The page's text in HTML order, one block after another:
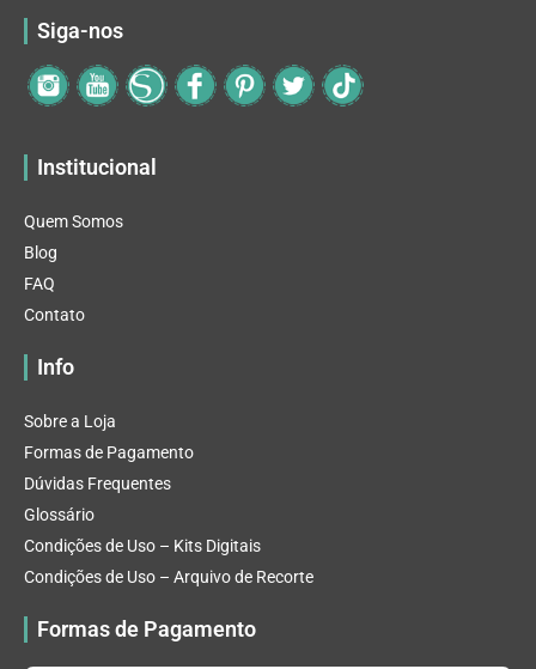
Siga-nos
Institucional
Quem Somos
Blog
FAQ
Contato
Info
Sobre a Loja
Formas de Pagamento
Dúvidas Frequentes
Glossário
Condições de Uso – Kits Digitais
Condições de Uso – Arquivo de Recorte
Formas de Pagamento